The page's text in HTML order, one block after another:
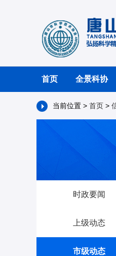
首页 全景科协
当前位置 > 首页 >
时政要闻
上级动态
市级动态